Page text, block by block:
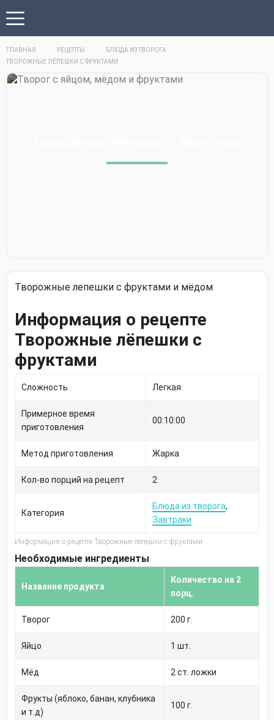
ГЛАВНАЯ РЕЦЕПТЫ
БЛЮДА ИЗ ТВОРОГА
ТВОРОЖНЫЕ ЛЁПЕШКИ С ФРУКТАМИ
Творожные лепешки с фруктами и мёдом
Информация о рецепте
Творожные лёпешки с
фруктами
Информация о рецепте Творожные лёпешки с фруктами
Сложность Легкая
Примерное время
приготовления
00:10:00
Метод приготовления Жарка
Кол-во порций на рецепт 2
Категория
Блюда из творога,
Завтраки
Необходимые ингредиенты
Название продукта
Количество на 2
порц.
Творог 200 г.
Яйцо 1 шт.
Мёд 2 ст. ложки
Фрукты (яблоко, банан, клубника
и т.д)
100 г.